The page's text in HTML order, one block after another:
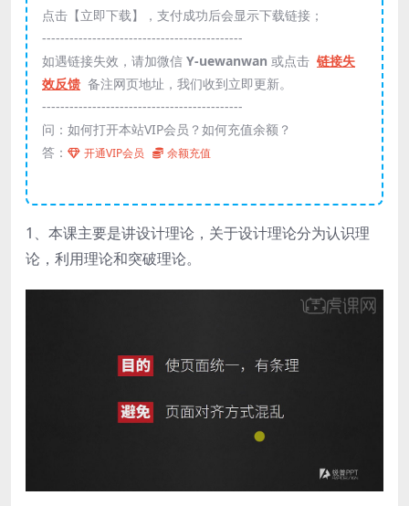
点击【立即下载】，支付成功后会显示下载链接；
--------------------------------------------
如遇链接失效，请加微信 Y-uewanwan 或点击 链接失
效反馈 备注网页地址，我们收到立即更新。
--------------------------------------------
问：如何打开本站VIP会员？如何充值余额？
答：
开通VIP会员 余额充值
1、本课主要是讲设计理论，关于设计理论分为认识理
论，利用理论和突破理论。